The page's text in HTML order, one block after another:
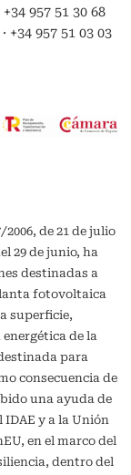
957 51 30 68
957 51 03 03
de 21 de julio
29 de junio, ha
destinadas a
fotovoltaica
superficie,
de la
para
consecuencia de
una ayuda de
IDAE y a la Unión
en el marco del
dentro del